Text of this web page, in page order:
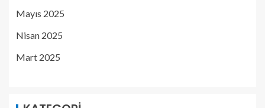
Mayıs 2025
Nisan 2025
Mart 2025